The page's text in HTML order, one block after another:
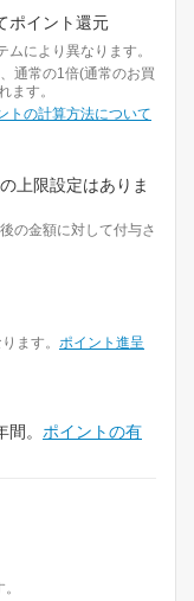
ポイント還元
により異なります。
通常の1倍(通常のお買
ます。
トの計算方法について
上限設定はありま
の金額に対して付与さ
ます。 ポイント進呈
。 ポイントの有